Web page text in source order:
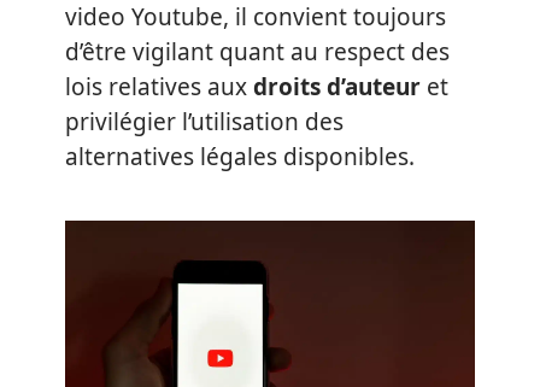
video Youtube, il convient toujours
d’être vigilant quant au respect des
lois relatives auxdroits d’auteur et
privilégier l’utilisation des
alternatives légales disponibles.